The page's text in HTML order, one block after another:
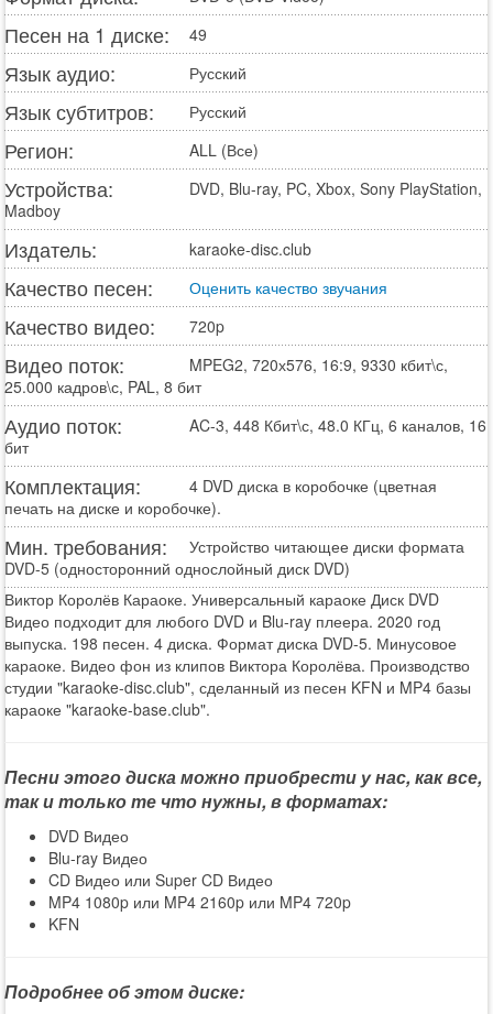
Песен на 1 диске: 49
Язык аудио: Русский
Язык субтитров: Русский
Регион: ALL (Все)
Устройства:
DVD, Blu-ray, PC, Xbox, Sony PlayStation,
Madboy
Издатель: karaoke-disc.club
Качество песен: Оценить качество звучания
Качество видео: 720p
Видео поток:
MPEG2, 720х576, 16:9, 9330 кбит\с,
25.000 кадров\с, PAL, 8 бит
Аудио поток:
AC-3, 448 Кбит\с, 48.0 КГц, 6 каналов, 16
бит
Комплектация:
4 DVD диска в коробочке (цветная
печать на диске и коробочке).
Мин. требования:
Устройство читающее диски формата
DVD-5 (односторонний однослойный диск DVD)
Виктор Королёв Караоке. Универсальный караоке Диск DVD
Видео подходит для любого DVD и Blu-ray плеера. 2020 год
выпуска. 198 песен. 4 диска. Формат диска DVD-5. Минусовое
караоке. Видео фон из клипов Виктора Королёва. Производство
студии "karaoke-disc.club", сделанный из песен KFN и MP4 базы
караоке "karaoke-base.club".
Песни этого диска можно приобрести у нас, как все,
так и только те что нужны, в форматах:
DVD Видео
Blu-ray Видео
CD Видео или Super CD Видео
MP4 1080p или MP4 2160p или MP4 720p
KFN
Подробнее об этом диске: